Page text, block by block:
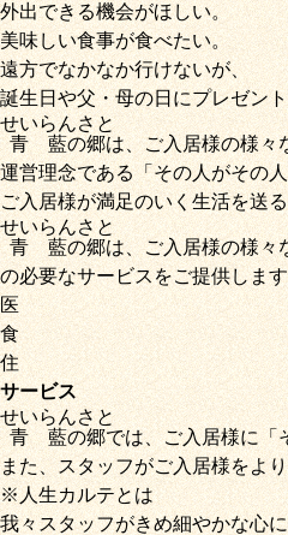
外出できる機会がほしい。
美味しい食事が食べたい。
遠方でなかなか行けないが、
誕生日や父・母の日にプレゼン
青藍
せいらん
の郷
さと
は、ご入居様の様々
運営理念である「その人がその
ご入居様が満足のいく生活を送
青藍
せいらん
の郷
さと
は、ご入居様の様々
の必要なサービスをご提供しま
医
食
住
サービス
青藍
せいらん
の郷
さと
では、ご入居様に「
また、スタッフがご入居様をよ
※人生カルテとは
我々スタッフがきめ細やかな心